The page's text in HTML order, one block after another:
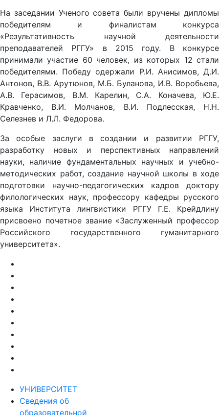
На заседании Ученого совета были вручены дипломы
победителям и финалистам конкурса
«Результативность научной деятельности
преподавателей РГГУ» в 2015 году. В конкурсе
принимали участие 60 человек, из которых 12 стали
победителями. Победу одержали Р.И. Анисимов, Д.И.
Антонов, В.В. Арутюнов, М.Б. Буланова, И.В. Воробьева,
А.В. Герасимов, В.М. Карелин, С.А. Коначева, Ю.Е.
Кравченко, В.И. Молчанов, В.И. Подлесская, Н.Н.
Селезнев и Л.Л. Федорова.
За особые заслуги в создании и развитии РГГУ,
разработку новых и перспективных направлений
науки, наличие фундаментальных научных и учебно-
методических работ, создание научной школы в ходе
подготовки научно-педагогических кадров доктору
филологических наук, профессору кафедры русского
языка Института лингвистики РГГУ Г.Е. Крейдлину
присвоено почетное звание «Заслуженный профессор
Российского государственного гуманитарного
университета».
УНИВЕРСИТЕТ
Сведения об
образовательной